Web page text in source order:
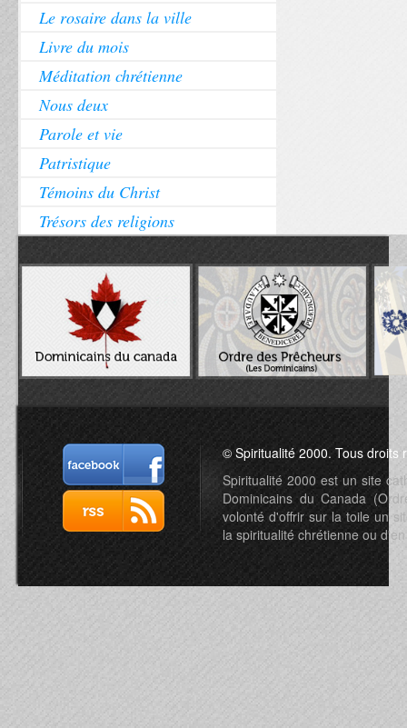
Le rosaire dans la ville
Livre du mois
Méditation chrétienne
Nous deux
Parole et vie
Patristique
Témoins du Christ
Trésors des religions
© Spiritualité 2000. Tous droits
Spiritualité 2000 est un site
Dominicains du Canada
volonté d'offrir sur la toile un
la spiritualité chrétienne ou